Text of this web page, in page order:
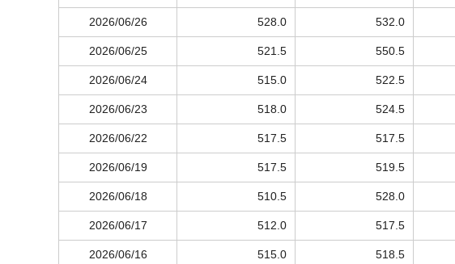
2026/06/26 528.0 532.0
2026/06/25 521.5 550.5
2026/06/24 515.0 522.5
2026/06/23 518.0 524.5
2026/06/22 517.5 517.5
2026/06/19 517.5 519.5
2026/06/18 510.5 528.0
2026/06/17 512.0 517.5
2026/06/16 515.0 518.5